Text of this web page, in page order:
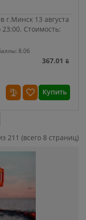
г.Минск 13 августа
23:00. Стоимость:
8.06
367.01 ƃ
Купить
211 (всего 8 страниц)